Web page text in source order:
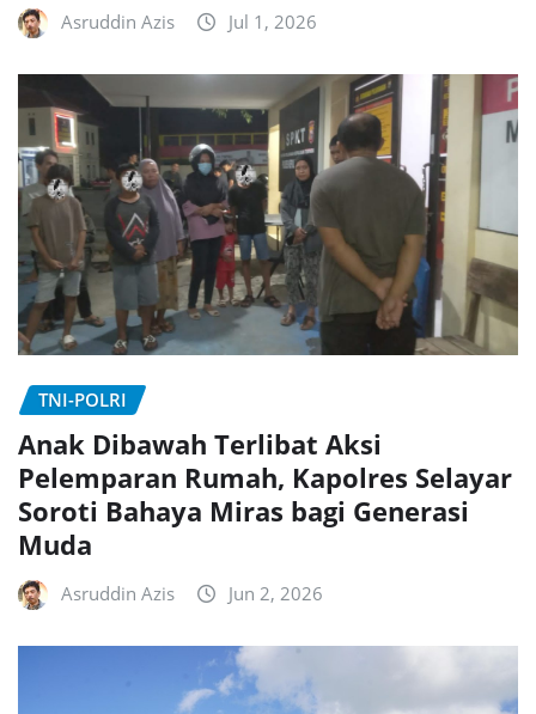
Asruddin Azis Jul 1, 2026
TNI-POLRI
Anak Dibawah Terlibat Aksi
Pelemparan Rumah, Kapolres Selayar
Soroti Bahaya Miras bagi Generasi
Muda
Asruddin Azis Jun 2, 2026